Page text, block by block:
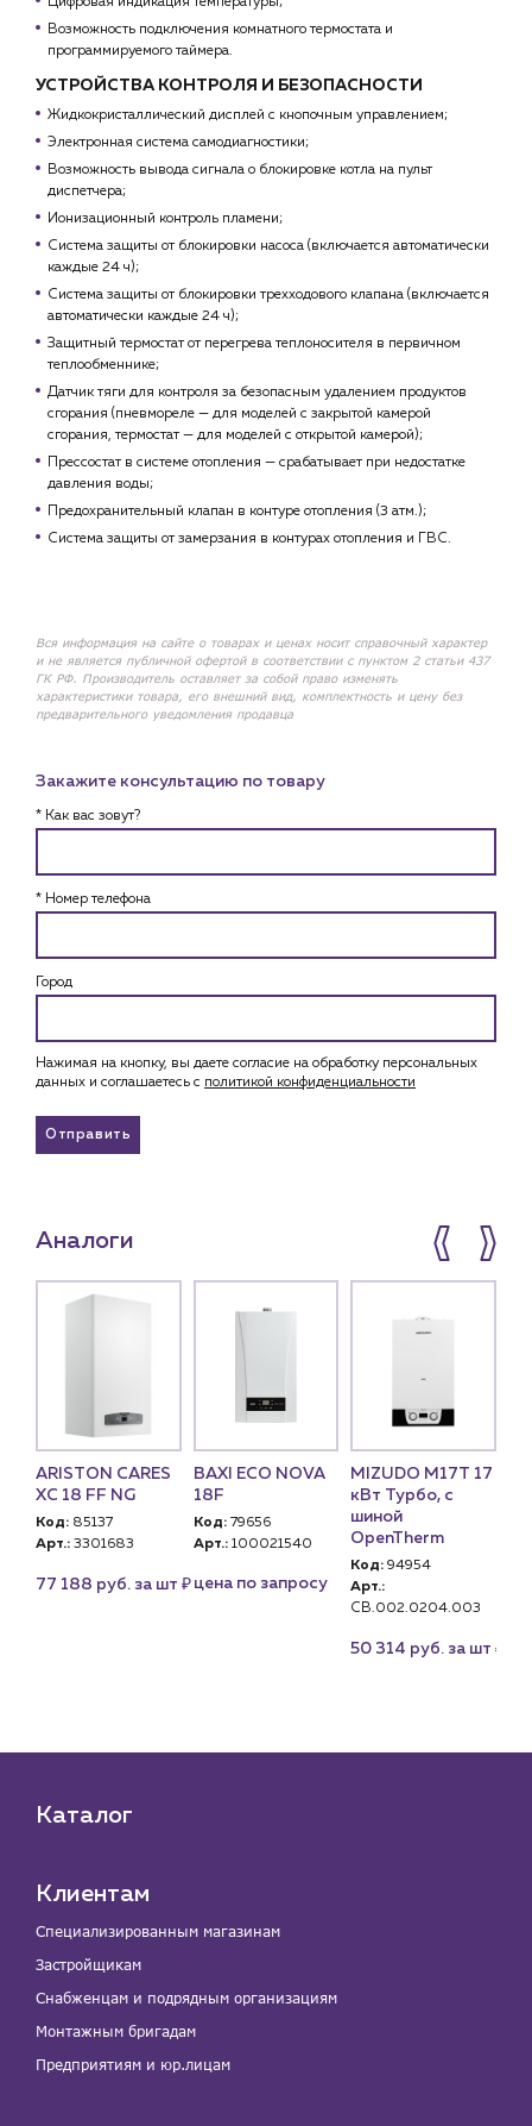
Возможность подключения комнатного термостата и
программируемого таймера.
УСТРОЙСТВА КОНТРОЛЯ И БЕЗОПАСНОСТИ
Жидкокристаллический дисплей с кнопочным управлением;
Электронная система самодиагностики;
Возможность вывода сигнала о блокировке котла на пульт
диспетчера;
Ионизационный контроль пламени;
Система защиты от блокировки насоса (включается автоматически
каждые 24 ч);
Система защиты от блокировки трехходового клапана (включается
автоматически каждые 24 ч);
Защитный термостат от перегрева теплоносителя в первичном
теплообменнике;
Датчик тяги для контроля за безопасным удалением продуктов
сгорания (пневмореле — для моделей с закрытой камерой
сгорания, термостат — для моделей с открытой камерой);
Прессостат в системе отопления — срабатывает при недостатке
давления воды;
Предохранительный клапан в контуре отопления (3 атм.);
Система защиты от замерзания в контурах отопления и ГВС.
Вся информация на сайте о товарах и ценах носит справочный характер
и не является публичной офертой в соответствии с пунктом 2 статьи 437
ГК РФ. Производитель оставляет за собой право изменять
характеристики товара, его внешний вид, комплектность и цену без
предварительного уведомления продавца
Закажите консультацию по товару
* Как вас зовут?
* Номер телефона
Город
Нажимая на кнопку, вы даете согласие на обработку персональных
данных и соглашаетесь c политикой конфиденциальности
Отправить
Аналоги
ARISTON CARES
XC 18 FF NG
Код: 85137
Арт.: 3301683
77 188 руб. за шт ₽
BAXI ECO NOVA
18F
Код: 79656
Арт.: 100021540
цена по запросу
MIZUDO М17Т 17
кВт Турбо, с
шиной
OpenTherm
Код: 94954
Арт.:
CB.002.0204.003
50 314 руб. за шт₽
Каталог
Клиентам
Специализированным магазинам
Застройщикам
Снабженцам и подрядным организациям
Монтажным бригадам
Предприятиям и юр.лицам